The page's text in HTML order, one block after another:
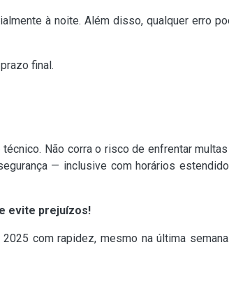
à noite. Além disso, qualquer erro
final.
Não corra o risco de enfrentar
— inclusive com horários
evite prejuízos!
com rapidez, mesmo na última